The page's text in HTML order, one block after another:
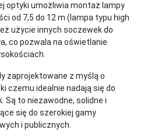
optyki umożliwia montaż lampy
od 7,5 do 12 m (lampa typu high
użycie innych soczewek do
co pozwala na oświetlanie
zaprojektowane z myślą o
czemu idealnie nadają się do
Są to niezawodne, solidne i
się do szerokiej gamy
i publicznych.